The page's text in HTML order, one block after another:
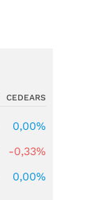
CEDEARS
0,00%
-0,33%
0,00%